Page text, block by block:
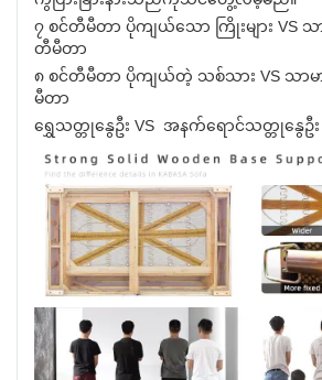
၇ စင်တီမီတာ ပိုကျယ်သော ကြိုးများ VS
တီမီတာ
၈ စင်တီမီတာ ပိုကျယ်တဲ့ သစ်သား VS သာ
မီတာ
ရွှေသတ္တုနွေဦး VS အနက်ရောင်သတ္တုနွေဦး